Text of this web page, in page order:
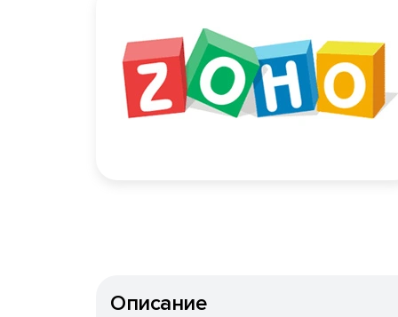
Описание